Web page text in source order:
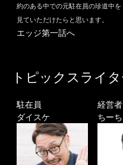
約のある中での元駐在員の珍道中を
見ていただけたらと思います。
エッジ第一話へ
トピックスライタ
駐在員
ダイスケ
経営者
ちー